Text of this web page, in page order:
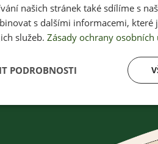
našich stránek také sdílíme s
s dalšími informacemi,
služeb. Zásady ochrany osobních
PODROBNOSTI